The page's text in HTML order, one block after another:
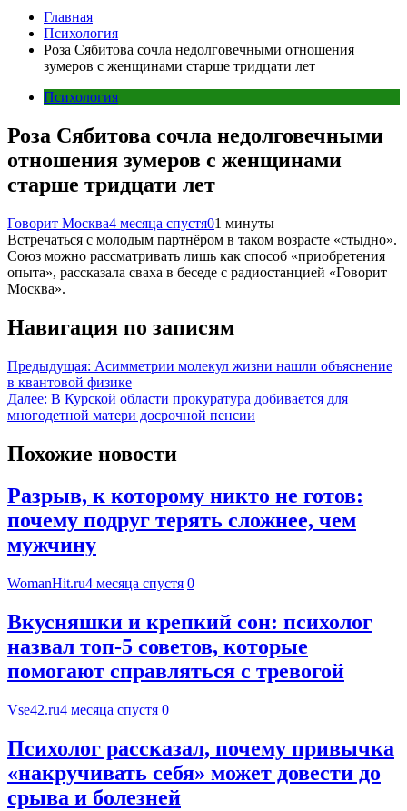
Главная
Психология
Роза Сябитова сочла недолговечными отношения
зумеров с женщинами старше тридцати лет
Психология
Роза Сябитова сочла недолговечными
отношения зумеров с женщинами
старше тридцати лет
Говорит Москва4 месяца спустя01 минуты
Встречаться с молодым партнёром в таком возрасте «стыдно».
Союз можно рассматривать лишь как способ «приобретения
опыта», рассказала сваха в беседе с радиостанцией «Говорит
Москва».
Навигация по записям
Предыдущая: Асимметрии молекул жизни нашли объяснение
в квантовой физике
Далее: В Курской области прокуратура добивается для
многодетной матери досрочной пенсии
Похожие новости
Разрыв, к которому никто не готов:
почему подруг терять сложнее, чем
мужчину
WomanHit.ru4 месяца спустя 0
Вкусняшки и крепкий сон: психолог
назвал топ-5 советов, которые
помогают справляться с тревогой
Vse42.ru4 месяца спустя 0
Психолог рассказал, почему привычка
«накручивать себя» может довести до
срыва и болезней